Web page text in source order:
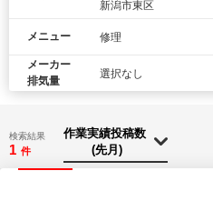
新潟市東区
メニュー 修理
メーカー
排気量
選択なし
検索結果
1 件